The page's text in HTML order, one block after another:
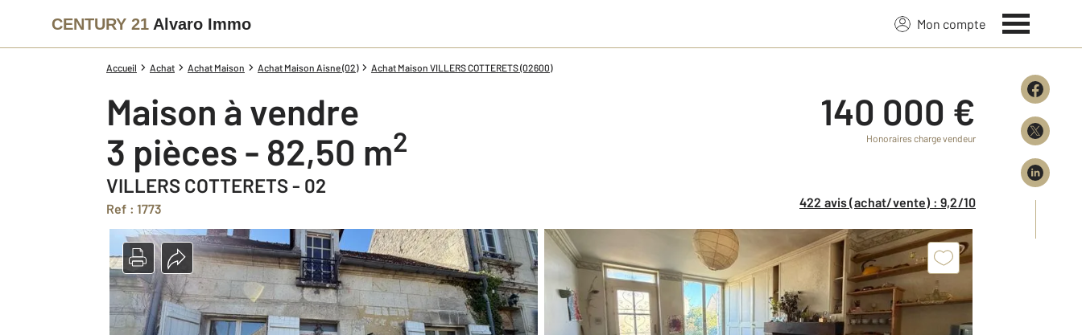
CENTURY 21 Alvaro Immo Mon compte
Accueil Achat Achat Maison Achat Maison Aisne (02) Achat Maison VILLERS COTTERETS (02600)
Maison à vendre
3 pièces - 82,50 m2
VILLERS COTTERETS - 02
Ref : 1773
140 000 €
Honoraires charge vendeur
422 avis (achat/vente) : 9,2/10